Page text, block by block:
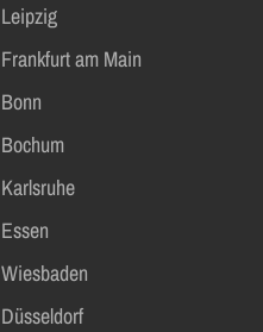
Leipzig
Frankfurt am Main
Bonn
Bochum
Karlsruhe
Essen
Wiesbaden
Düsseldorf